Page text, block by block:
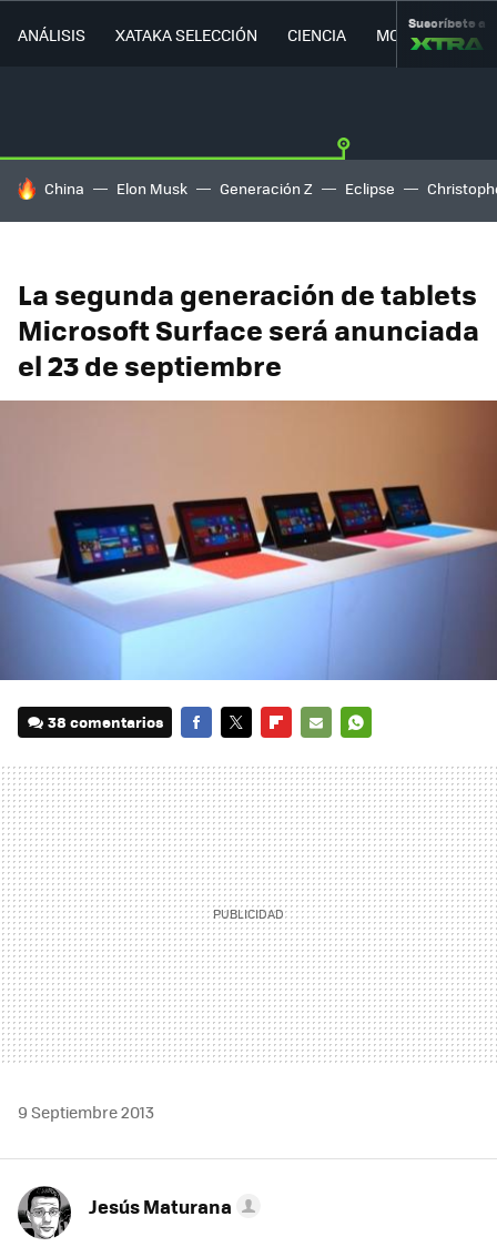
ANÁLISIS XATAKA SELECCIÓN CIENCIA MOVILIDAD
Suscríbete a
HOY SE HABLA DE
China Elon Musk Generación Z Eclipse
La segunda generación de tablets
Microsoft Surface será anunciada
el 23 de septiembre
38 comentarios
MAIL
9 Septiembre 2013
Jesús Maturana